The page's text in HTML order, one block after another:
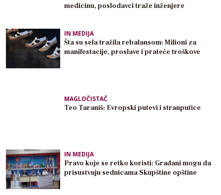
medicinu, poslodavci traže inženjere
IN MEDIJA
Šta su sela tražila rebalansom: Milioni za
manifestacije, proslave i prateće troškove
MAGLOČISTAČ
Teo Taraniš: Evropski putevi i stranputice
IN MEDIJA
Pravo koje se retko koristi: Građani mogu da
prisustvuju sednicama Skupštine opštine